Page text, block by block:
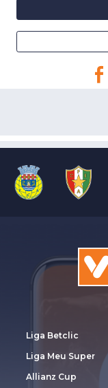
Liga Betclic
Liga Meu Super
Allianz Cup